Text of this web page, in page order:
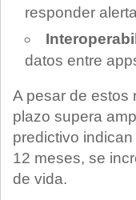
responder
datos entre
A pesar de estos
plazo supera
predictivo
12 meses, se
de vida.